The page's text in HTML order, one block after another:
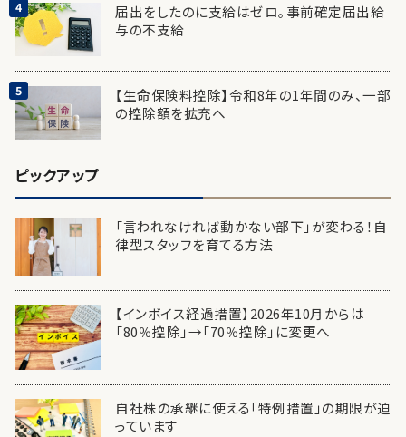
届出をしたのに支給はゼロ。事前確定届出給
与の不支給
【生命保険料控除】令和8年の1年間のみ、一部
の控除額を拡充へ
ピックアップ
「言われなければ動かない部下」が変わる！自
律型スタッフを育てる方法
【インボイス経過措置】2026年10月からは
「80％控除」→「70％控除」に変更へ
自社株の承継に使える「特例措置」の期限が迫
っています